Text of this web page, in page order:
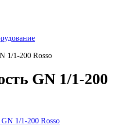
1/1-200 Rosso
GN 1/1-200